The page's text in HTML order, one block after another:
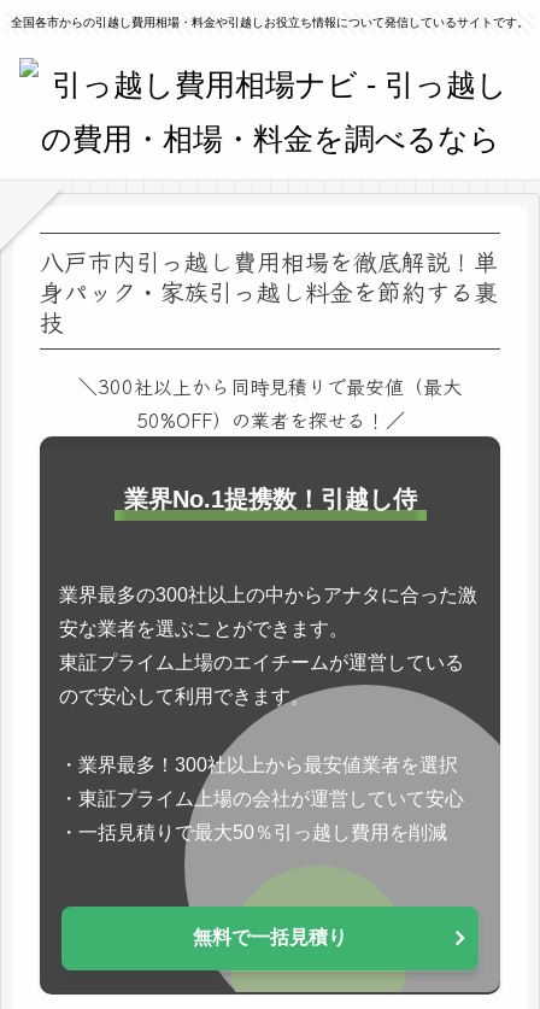
全国各市からの引越し費用相場・料金や引越しお役立ち情報について発信しているサイトです。
八戸市内引っ越し費用相場を徹底解説！単
身パック・家族引っ越し料金を節約する裏
技
＼300社以上から同時見積りで最安値（最大
50%OFF）の業者を探せる！／
業界No.1提携数！引越し侍
業界最多の300社以上の中からアナタに合った激
安な業者を選ぶことができます。
東証プライム上場のエイチームが運営している
ので安心して利用できます。
・業界最多！300社以上から最安値業者を選択
・東証プライム上場の会社が運営していて安心
・一括見積りで最大50％引っ越し費用を削減
無料で一括見積り